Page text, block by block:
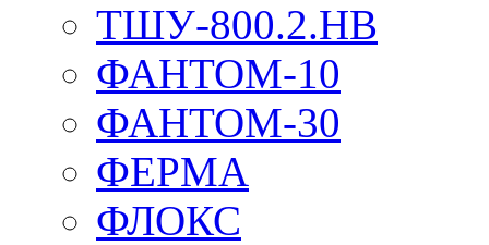
ТШУ-800.2.НВ
ФАНТОМ-10
ФАНТОМ-30
ФЕРМА
ФЛОКС